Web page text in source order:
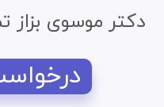
دکتر موسوی بزاز